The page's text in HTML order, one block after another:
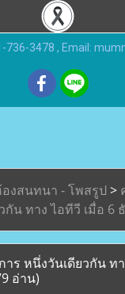
3478 , Email:
งสนทนา - โพสรูป >
กัน ทาง ไอทีวี เมื่อ 6
ร หนึ่งวันเดียวกัน ท
อ่าน)